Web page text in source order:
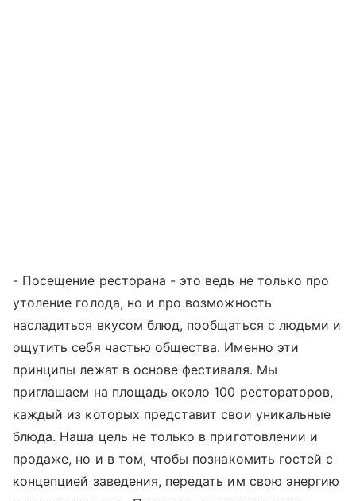
- Посещение ресторана - это ведь не только про
утоление голода, но и про возможность
насладиться вкусом блюд, пообщаться с людьми и
ощутить себя частью общества. Именно эти
принципы лежат в основе фестиваля. Мы
приглашаем на площадь около 100 рестораторов,
каждый из которых представит свои уникальные
блюда. Наша цель не только в приготовлении и
продаже, но и в том, чтобы познакомить гостей с
концепцией заведения, передать им свою энергию